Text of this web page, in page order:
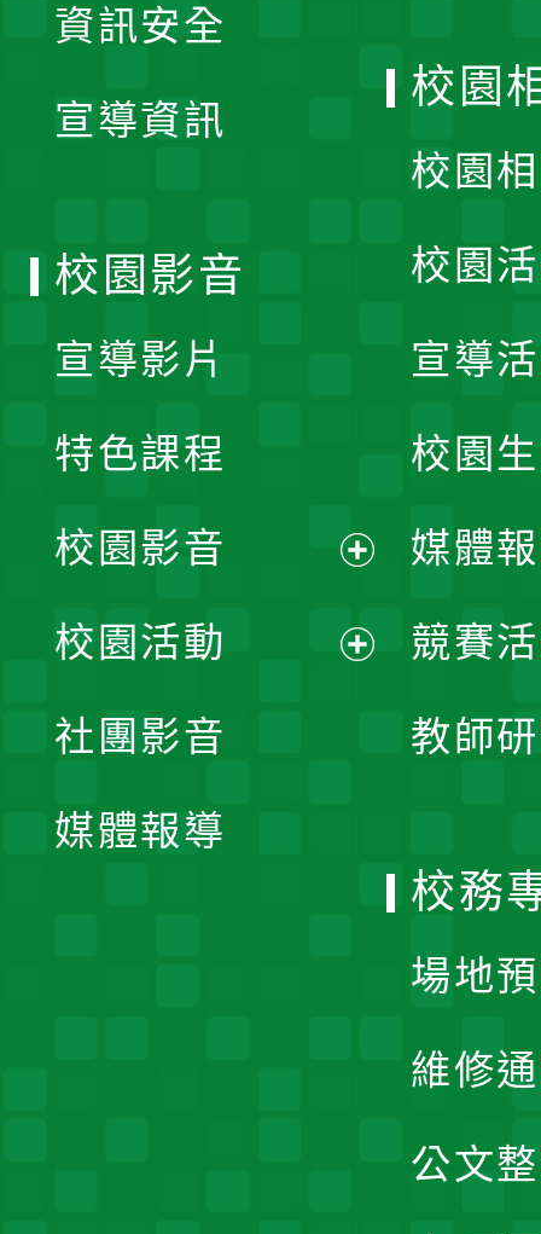
資訊安全
宣導資訊
校園
校園
校園
宣導
校園
媒體
競賽
教師
校園影音
宣導影片
特色課程
校園影音
開
校園活動
社團影音
媒體報導
校務
場地
維修
公文